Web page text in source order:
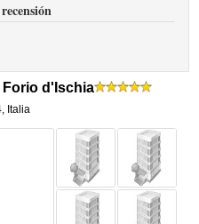
Forio d'Ischia
Italia